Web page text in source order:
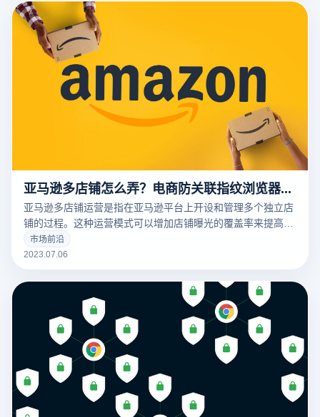
亚马逊多店铺怎么弄？电商防关联指纹浏览器告诉你
亚马逊多店铺运营是指在亚马逊平台上开设和管理多个独立店
铺的过程。这种运营模式可以增加店铺曝光的覆盖率来提高销
量，但同时也存在隐患，需要了解亚马逊的规定，避免违反了
而收到了封号的一点惩罚。那今天云登电商防关联指纹浏览器
市场前沿
2023.07.06